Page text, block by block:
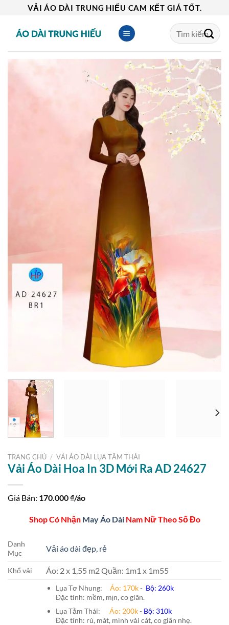
content
VẢI ÁO DÀI TRUNG HIẾU CAM KẾT GIÁ TỐT.
Tìm
kiếm:
TRANG CHỦ / VẢI ÁO DÀI LỤA TẰM THÁI
Vải Áo Dài Hoa In 3D Mới Ra AD 24627
Giá Bán: 170.000 ₫/áo
Shop Có Nhận May Áo DàiNam Nữ Theo Số Đo
Danh
Mục
Vải áo dài đẹp, rẻ
Khổ vải Áo: 2 x 1,55 m2 Quần: 1m1 x 1m55
Lụa Tơ Nhung: Áo: 170k- Bộ: 260k
Đặc tính: mềm, mịn, co giãn.
Lụa Tằm Thái: Áo: 200k- Bộ: 310k
Đặc tính: rủ, mát, mình vải cát, co giãn nhẹ.